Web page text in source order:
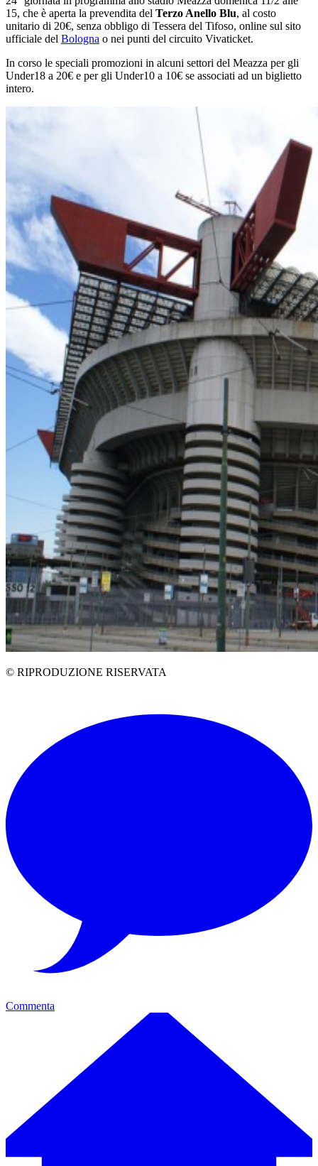
15, che è aperta la prevendita del Terzo Anello Blu, al costo
unitario di 20€, senza obbligo di Tessera del Tifoso, online sul sito
ufficiale del Bologna o nei punti del circuito Vivaticket.
In corso le speciali promozioni in alcuni settori del Meazza per gli
Under18 a 20€ e per gli Under10 a 10€ se associati ad un biglietto
intero.
© RIPRODUZIONE RISERVATA
Commenta